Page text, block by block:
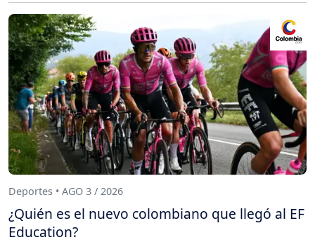
Deportes • AGO 3 / 2026
¿Quién es el nuevo colombiano que llegó al EF
Education?